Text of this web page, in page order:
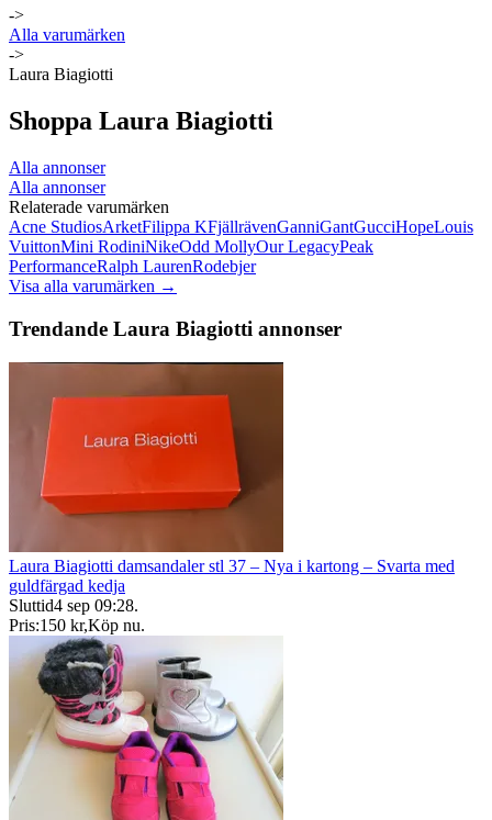
->
Alla varumärken
->
Laura Biagiotti
Shoppa Laura Biagiotti
Alla annonser
Alla annonser
Relaterade varumärken
Acne StudiosArketFilippa KFjällrävenGanniGantGucciHopeLouis
VuittonMini RodiniNikeOdd MollyOur LegacyPeak
PerformanceRalph LaurenRodebjer
Visa alla varumärken →
Trendande Laura Biagiotti annonser
Laura Biagiotti damsandaler stl 37 – Nya i kartong – Svarta med
guldfärgad kedja
Sluttid4 sep 09:28.
Pris:150 kr,Köp nu.